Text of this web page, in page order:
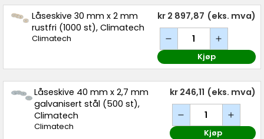
Låseskive 30 mm x 2 mm
rustfri (1000 st), Climatech
Climatech
kr 2 897,87 (eks. mva)
Kjøp
Låseskive 40 mm x 2,7 mm
galvanisert stål (500 st),
Climatech
Climatech
kr 246,11 (eks. mva)
Kjøp